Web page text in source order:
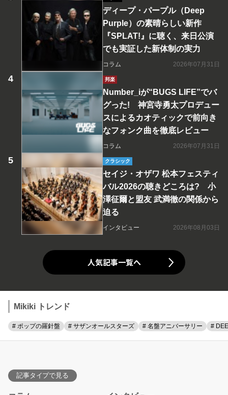
ディープ・パープル（Deep
Purple）の素晴らしい新作
『SPLAT!』に聴く、来日公演
でも実証した新体制の実力
コラム 2026年07月31日
邦楽
Number_iが“BUGS LIFE”でバ
グった! 神宮寺勇太プロデュー
スによるカオティックで前向き
なフォンク曲を徹底レビュー
コラム 2026年07月31日
クラシック
セイジ・オザワ 松本フェスティ
バル2026の聴きどころは? 小
澤征爾と盟友 武満徹の関係から
迫る
インタビュー 2026年08月03日
人気記事一覧へ
Mikiki トレンド
# ポップの羅針盤 # サザンオールスターズ # 名盤アニバーサリー #
記事タイプで見る